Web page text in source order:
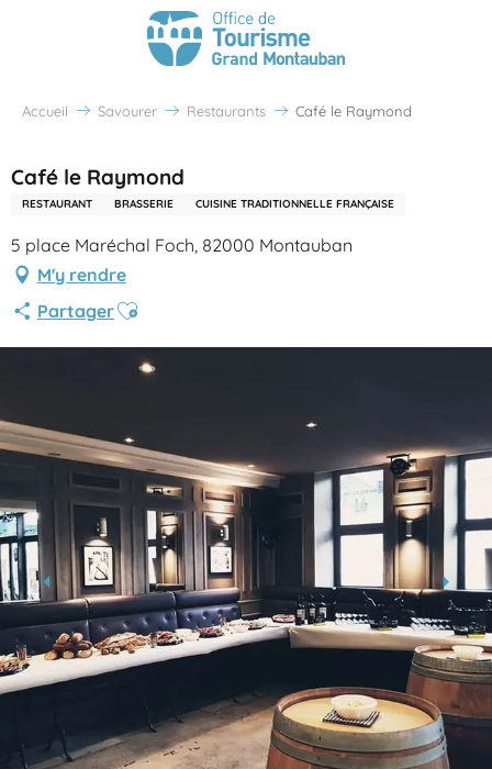
Accueil Savourer Restaurants Café le Raymond
Café le Raymond
RESTAURANT BRASSERIE CUISINE TRADITIONNELLE FRANÇAISE
5 place Maréchal Foch, 82000 Montauban
M'y rendre
PartagerAjouter aux favoris